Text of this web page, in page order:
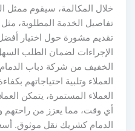
خلال المكالمة، سيقوم ممثل
تفاصيل الخدمة المطلوبة، مثل
تقديم مشورة حول اختيار أفضل
الإجراءات لضمان الطلب السهل
الخفيف من شركة دباب الدمام
العملاء وتلبية احتياجاتهم
العملاء المستمرة، يتمكن
أي وقت، مما يعزز من راحتهم
الدمام كشريك نقل موثوق.